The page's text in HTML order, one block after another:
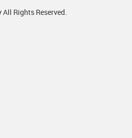
Rights Reserved.